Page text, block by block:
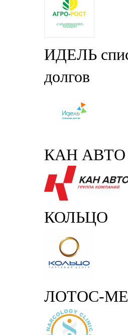
ИДЕЛЬ
долгов
КАН АВТО
КОЛЬЦО
ЛОТОС-